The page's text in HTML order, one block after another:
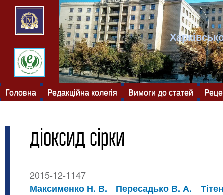
Головна Редакційна колегія Вимоги до статей
діоксид сірки
2015-12-1147
Максименко Н. В.
Пересадько В. А.